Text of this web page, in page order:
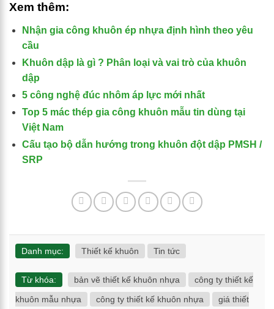
Xem thêm:
Nhận gia công khuôn ép nhựa định hình theo yêu
cầu
Khuôn dập là gì ? Phân loại và vai trò của khuôn
dập
5 công nghệ đúc nhôm áp lực mới nhất
Top 5 mác thép gia công khuôn mẫu tin dùng tại
Việt Nam
Cấu tạo bộ dẫn hướng trong khuôn đột dập PMSH /
SRP
Danh mục: Thiết kế khuôn Tin tức
Từ khóa: bản vẽ thiết kế khuôn nhựa
công ty thiết kế
khuôn mẫu nhựa
công ty thiết kế khuôn nhựa
giá thiết